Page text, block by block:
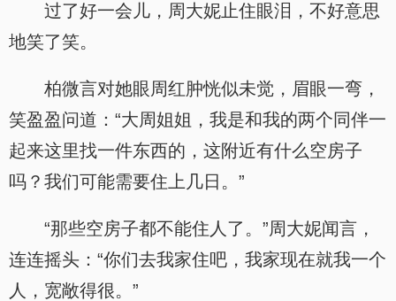
过了好一会儿，周大妮止住眼泪，不好意思
地笑了笑。
柏微言对她眼周红肿恍似未觉，眉眼一弯，
笑盈盈问道：“大周姐姐，我是和我的两个同伴一
起来这里找一件东西的，这附近有什么空房子
吗？我们可能需要住上几日。”
“那些空房子都不能住人了。”周大妮闻言，
连连摇头：“你们去我家住吧，我家现在就我一个
人，宽敞得很。”